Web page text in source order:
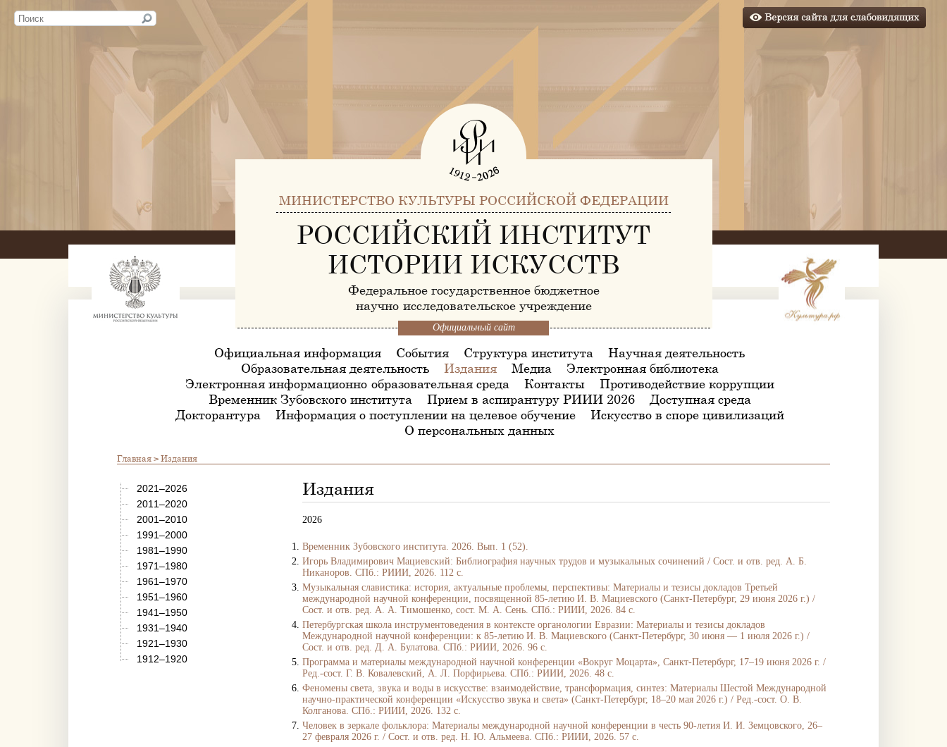
МИНИСТЕРСТВО КУЛЬТУРЫ РОССИЙСКОЙ ФЕДЕРАЦИИ
РОССИЙСКИЙ ИНСТИТУТ
ИСТОРИИ ИСКУССТВ
Федеральное государственное бюджетное
научно-исследовательское учреждение
Официальный сайт
Официальная информация События Структура института
Научная деятельность
Образовательная деятельность
Издания Медиа
Электронная библиотека
Электронная информационно-образовательная среда
Контакты
Противодействие коррупции
Временник Зубовского института
Прием в аспирантуру РИИИ 2026
Доступная среда
Докторантура
Информация о поступлении на целевое обучение
Искусство в споре цивилизаций
О персональных данных
Главная> Издания
2021–2026
2011–2020
2001–2010
1991–2000
1981–1990
1971–1980
1961–1970
1951–1960
1941–1950
1931–1940
1921–1930
1912–1920
Издания
2026
Временник Зубовского института. 2026. Вып. 1 (52).
Игорь Владимирович Мациевский: Библиография научных трудов и музыкальных сочинений / Сост. и отв. ред. А. Б.
Никаноров. СПб.: РИИИ, 2026. 112 с.
Музыкальная славистика: история, актуальные проблемы, перспективы: Материалы и тезисы докладов Третьей
международной научной конференции, посвященной 85-летию И. В. Мациевского (Санкт-Петербург, 29 июня 2026 г.) /
Сост. и отв. ред. А. А. Тимошенко, сост. М. А. Сень. СПб.: РИИИ, 2026. 84 с.
Петербургская школа инструментоведения в контексте органологии Евразии: Материалы и тезисы докладов
Международной научной конференции: к 85-летию И. В. Мациевского (Санкт-Петербург, 30 июня — 1 июля 2026 г.) /
Сост. и отв. ред. Д. А. Булатова. СПб.: РИИИ, 2026. 96 с.
Программа и материалы международной научной конференции «Вокруг Моцарта», Санкт-Петербург, 17–19 июня 2026 г. /
Ред.-сост. Г. В. Ковалевский, А. Л. Порфирьева. СПб.: РИИИ, 2026. 48 с.
Феномены света, звука и воды в искусстве: взаимодействие, трансформация, синтез: Материалы Шестой Международной
научно-практической конференции «Искусство звука и света» (Санкт-Петербург, 18–20 мая 2026 г.) / Ред.-сост. О. В.
Колганова. СПб.: РИИИ, 2026. 132 с.
Человек в зеркале фольклора: Материалы международной научной конференции в честь 90-летия И. И. Земцовского, 26–
27 февраля 2026 г. / Сост. и отв. ред. Н. Ю. Альмеева. СПб.: РИИИ, 2026. 57 с.